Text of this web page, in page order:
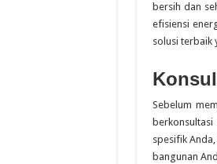
bersih dan
efisiensi
solusi terbaik
Sebelum
spesifik
bangunan